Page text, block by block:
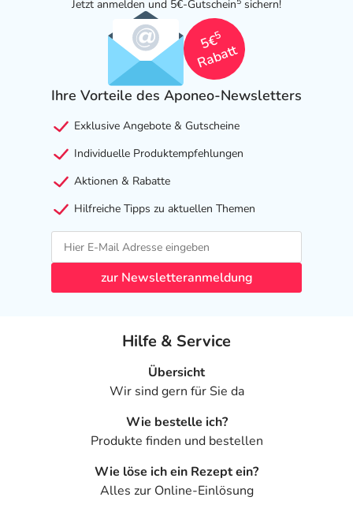
Adresse des Anbieters/Herstellers
betapharm Arzneimittel GmbH
86156 Augsburg
PDF des Beipackzettelskönnen Sie sich oben
herunterladen.
Jetzt anmelden und 5€-Gutschein sichern!
5€
5
Rabatt
Ihre Vorteile des Aponeo-Newsletters
Exklusive Angebote & Gutscheine
Individuelle Produktempfehlungen
Aktionen & Rabatte
Hilfreiche Tipps zu aktuellen Themen
zur Newsletteranmeldung
Hilfe & Service
Übersicht
Wir sind gern für Sie da
Wie bestelle ich?
Produkte finden und bestellen
Wie löse ich ein Rezept ein?
Alles zur Online-Einlösung